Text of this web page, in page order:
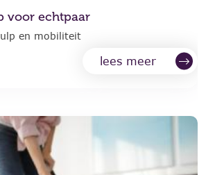
voor echtpaar
en mobiliteit
lees meer